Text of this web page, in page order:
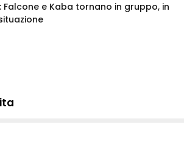
Falcone e Kaba tornano in gruppo, in